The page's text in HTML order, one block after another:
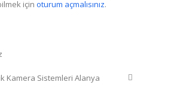
için oturum açmalısınız.
Kamera Sistemleri Alanya